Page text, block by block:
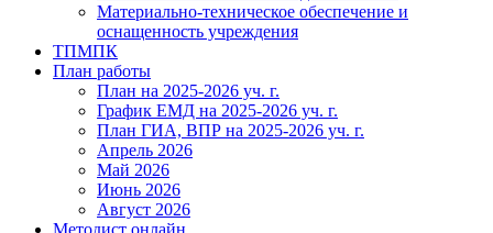
Материально-техническое обеспечение и
оснащенность учреждения
ТПМПК
План работы
План на 2025-2026 уч. г.
График ЕМД на 2025-2026 уч. г.
План ГИА, ВПР на 2025-2026 уч. г.
Апрель 2026
Май 2026
Июнь 2026
Август 2026
Методист онлайн